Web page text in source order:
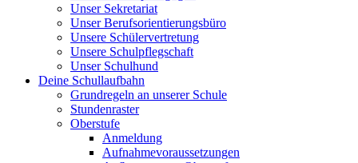
Unser Sekretariat
Unser Berufsorientierungsbüro
Unsere Schülervertretung
Unsere Schulpflegschaft
Unser Schulhund
Deine Schullaufbahn
Grundregeln an unserer Schule
Stundenraster
Oberstufe
Anmeldung
Aufnahmevoraussetzungen